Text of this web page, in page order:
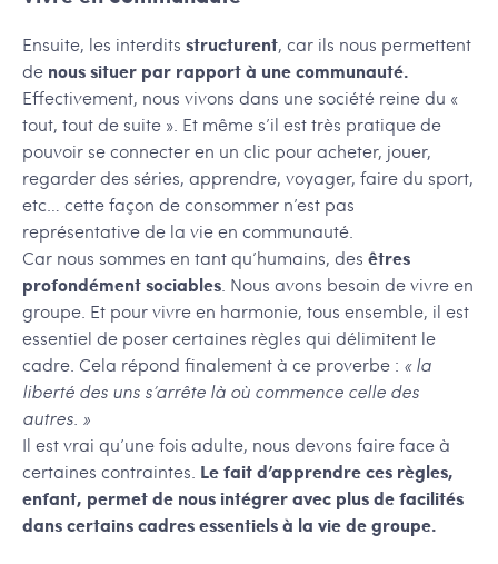
Ensuite, les interdits structurent, car ils nous permettent
de nous situer par rapport à une communauté.
Effectivement, nous vivons dans une société reine du «
tout, tout de suite ». Et même s’il est très pratique de
pouvoir se connecter en un clic pour acheter, jouer,
regarder des séries, apprendre, voyager, faire du sport,
etc… cette façon de consommer n’est pas
représentative de la vie en communauté.
Car nous sommes en tant qu’humains, des êtres
profondément sociables. Nous avons besoin de vivre en
groupe. Et pour vivre en harmonie, tous ensemble, il est
essentiel de poser certaines règles qui délimitent le
cadre. Cela répond finalement à ce proverbe : « la
liberté des uns s’arrête là où commence celle des
autres. »
Il est vrai qu’une fois adulte, nous devons faire face à
certaines contraintes. Le fait d’apprendre ces règles,
enfant, permet de nous intégrer avec plus de facilités
dans certains cadres essentiels à la vie de groupe.